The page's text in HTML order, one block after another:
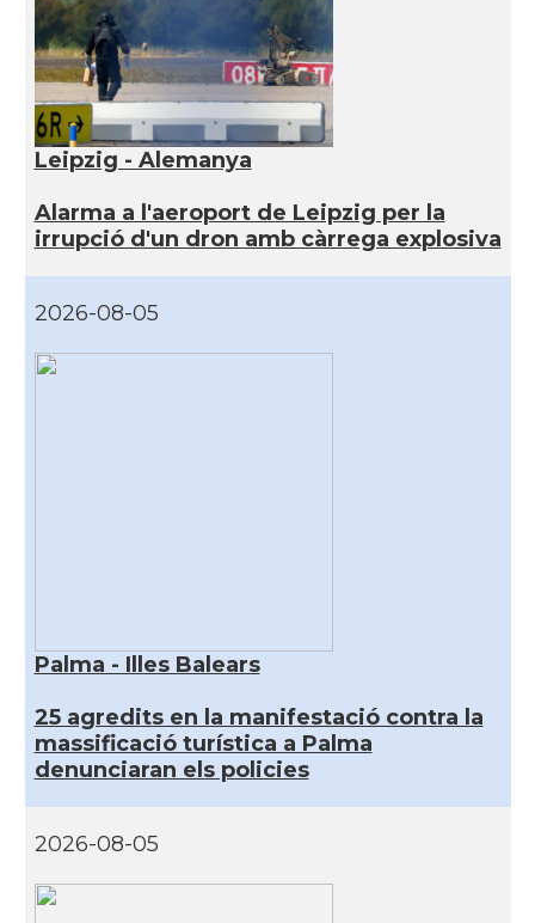
Leipzig - Alemanya
Alarma a l'aeroport de Leipzig per la
irrupció d'un dron amb càrrega explosiva
2026-08-05
Palma - Illes Balears
25 agredits en la manifestació contra la
massificació turística a Palma
denunciaran els policies
2026-08-05